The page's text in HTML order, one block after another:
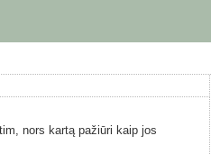
nors kartą pažiūri kaip jos